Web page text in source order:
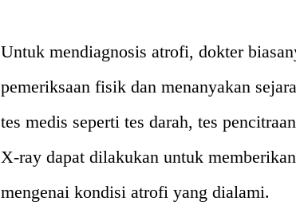
Untuk mendiagnosis atrofi, dokter
pemeriksaan fisik dan menanyakan
tes medis seperti tes darah, tes
X-ray dapat dilakukan untuk
mengenai kondisi atrofi yang dialami.